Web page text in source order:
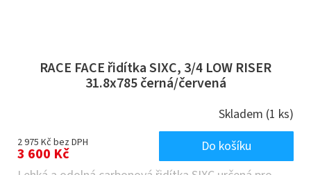
RACE FACE řidítka SIXC, 3/4 LOW RISER
31.8x785 černá/červená
Skladem (1 ks)
2 975 Kč bez DPH
3 600 Kč
Do košíku